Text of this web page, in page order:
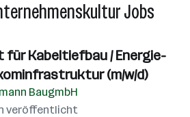
Jobs
für Kabeltiefbau / Energie-
(m/w/d)
BaugmbH
veröffentlicht